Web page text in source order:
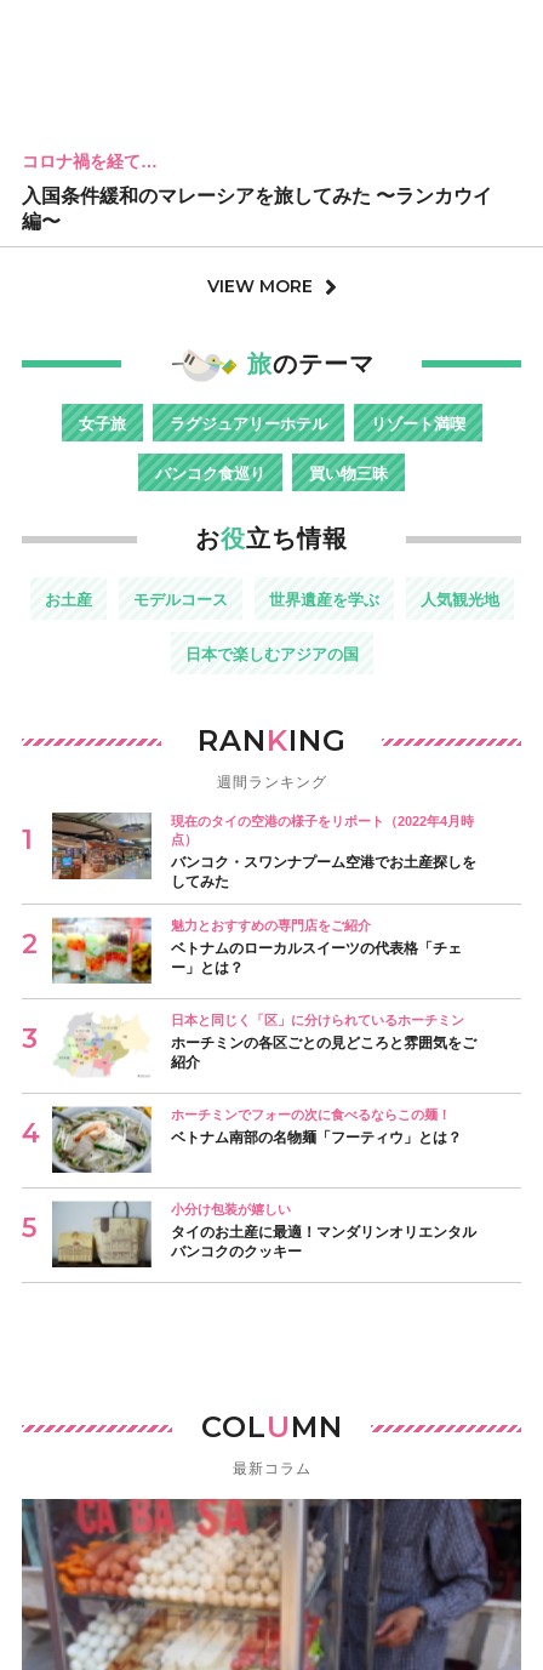
コロナ禍を経て…
入国条件緩和のマレーシアを旅してみた 〜ランカウイ
編〜
VIEW MORE
旅のテーマ
女子旅 ラグジュアリーホテル リゾート満喫
バンコク食巡り 買い物三昧
お役立ち情報
お土産 モデルコース 世界遺産を学ぶ 人気観光地
日本で楽しむアジアの国
RANKING
週間ランキング
現在のタイの空港の様子をリポート（2022年4月時
点）
バンコク・スワンナプーム空港でお土産探しを
してみた
魅力とおすすめの専門店をご紹介
ベトナムのローカルスイーツの代表格「チェ
ー」とは？
日本と同じく「区」に分けられているホーチミン
ホーチミンの各区ごとの見どころと雰囲気をご
紹介
ホーチミンでフォーの次に食べるならこの麺！
ベトナム南部の名物麺「フーティウ」とは？
小分け包装が嬉しい
タイのお土産に最適！マンダリンオリエンタル
バンコクのクッキー
COLUMN
最新コラム